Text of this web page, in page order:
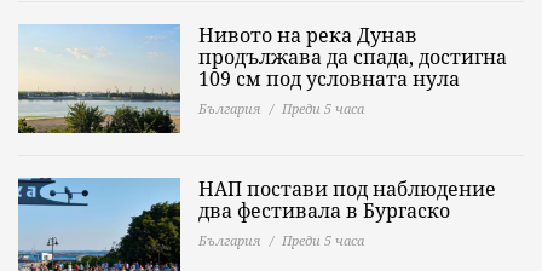
Нивото на река Дунав
продължава да спада, достигна
109 см под условната нула
България Преди 5 часа
НАП постави под наблюдение
два фестивала в Бургаско
България Преди 5 часа